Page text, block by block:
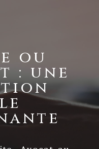
ou
: une